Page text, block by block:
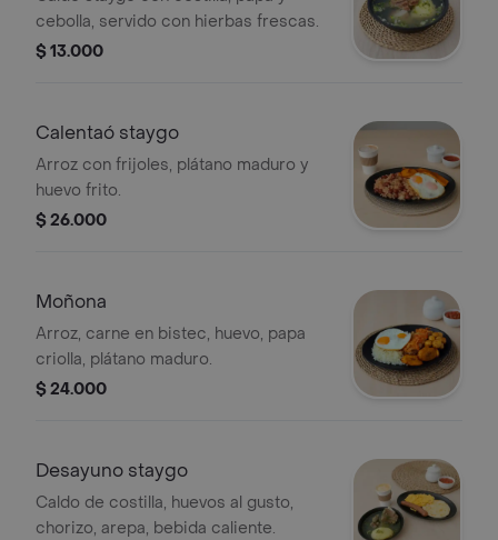
cebolla, servido con hierbas frescas.
$ 13.000
Calentaó staygo
Arroz con frijoles, plátano maduro y
huevo frito.
$ 26.000
Moñona
Arroz, carne en bistec, huevo, papa
criolla, plátano maduro.
$ 24.000
Desayuno staygo
Caldo de costilla, huevos al gusto,
chorizo, arepa, bebida caliente.